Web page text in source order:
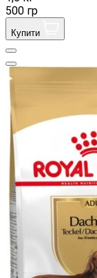
500 гр
Купити